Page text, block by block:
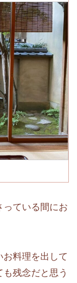
っている間にお
お料理を出して
残念だと思う